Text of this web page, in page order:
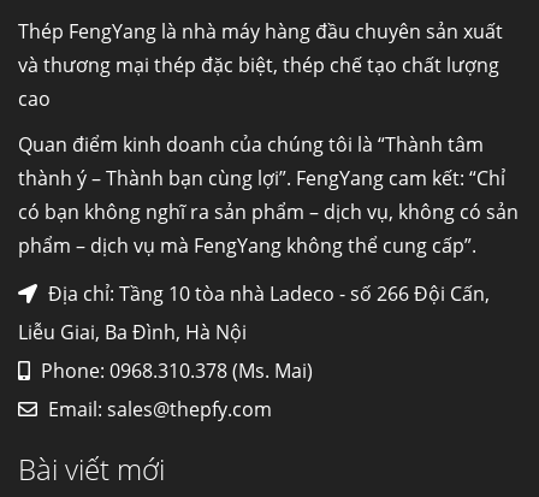
Thép FengYang là nhà máy hàng đầu chuyên sản xuất
và thương mại thép đặc biệt, thép chế tạo chất lượng
cao
Quan điểm kinh doanh của chúng tôi là “Thành tâm
thành ý – Thành bạn cùng lợi”. FengYang cam kết: “Chỉ
có bạn không nghĩ ra sản phẩm – dịch vụ, không có sản
phẩm – dịch vụ mà FengYang không thể cung cấp”.
Địa chỉ: Tầng 10 tòa nhà Ladeco - số 266 Đội Cấn,
Liễu Giai, Ba Đình, Hà Nội
Phone: 0968.310.378 (Ms. Mai)
Email: sales@thepfy.com
Bài viết mới
Ống đúc kéo nguội là gì? Ống...
Fengyang là một trong những nhà
máy...
Hợp kim N06625 là gì? Giá hợp kim 625 mới
nhiệt,...
Mua inox ở đâu chất lượng giá tốt? Gọi ngay
Inox (thép không gỉ) là một trong...